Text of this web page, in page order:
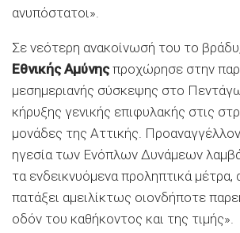
ανυπόστατοι».
Σε νεότερη ανακοίνωσή του το
Εθνικής Αμύνηςπροχώρησε στην
μεσημεριανής σύσκεψης στο
κήρυξης γενικής επιφυλακής στις
μονάδες της Αττικής.
ηγεσία των Ενόπλων Δυνάμεων
τα ενδεικνυόμενα προληπτικά
πατάξει αμειλίκτως οιονδήποτε
οδόν του καθήκοντος και της τιμής».